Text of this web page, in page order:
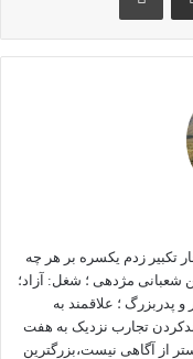
شده بود و اعتماد به نفس
اتوبوس شد و گفت: «تام
«تام هيكلی كارت
زدم یکسره بر هر چه
شعبانی مژدهی ؛ شغل: آزاد؛
پدربزرگ ؛ علاقمند به
تجارب نزدیک به هفت
از آگاهی نیست،بزرگترین